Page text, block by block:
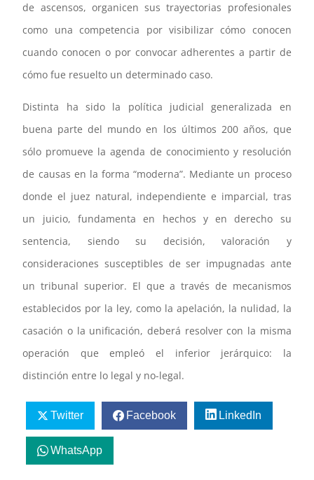
de ascensos, organicen sus trayectorias profesionales
como una competencia por visibilizar cómo conocen
cuando conocen o por convocar adherentes a partir de
cómo fue resuelto un determinado caso.
Distinta ha sido la política judicial generalizada en
buena parte del mundo en los últimos 200 años, que
sólo promueve la agenda de conocimiento y resolución
de causas en la forma “moderna”. Mediante un proceso
donde el juez natural, independiente e imparcial, tras
un juicio, fundamenta en hechos y en derecho su
sentencia, siendo su decisión, valoración y
consideraciones susceptibles de ser impugnadas ante
un tribunal superior. El que a través de mecanismos
establecidos por la ley, como la apelación, la nulidad, la
casación o la unificación, deberá resolver con la misma
operación que empleó el inferior jerárquico: la
distinción entre lo legal y no-legal.
Twitter Facebook LinkedIn
WhatsApp